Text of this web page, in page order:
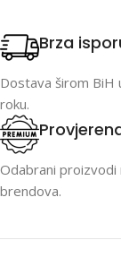
Brza
Dostava širom BiH
roku.
Odabrani proizvodi
brendova.